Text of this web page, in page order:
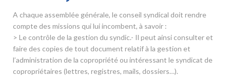
A chaque assemblée générale, le conseil syndical doit rendre
compte des missions qui lui incombent, à savoir :
> Le contrôle de la gestion du syndic.- Il peut ainsi consulter et
faire des copies de tout document relatif à la gestion et
l’administration de la copropriété ou intéressant le syndicat de
copropriétaires (lettres, registres, mails, dossiers…).